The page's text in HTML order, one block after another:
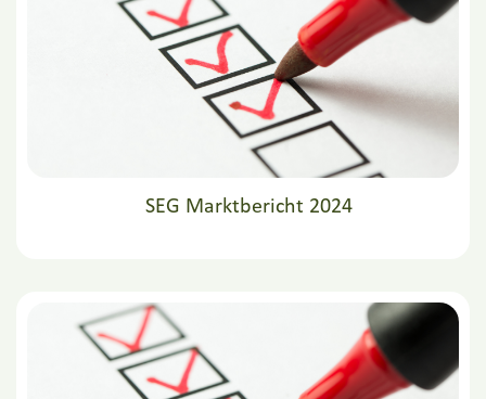
SEG Marktbericht 2024